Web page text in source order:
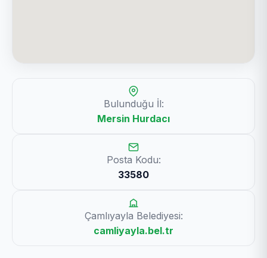
Bulunduğu İl:
Mersin Hurdacı
Posta Kodu:
33580
Çamlıyayla Belediyesi:
camliyayla.bel.tr